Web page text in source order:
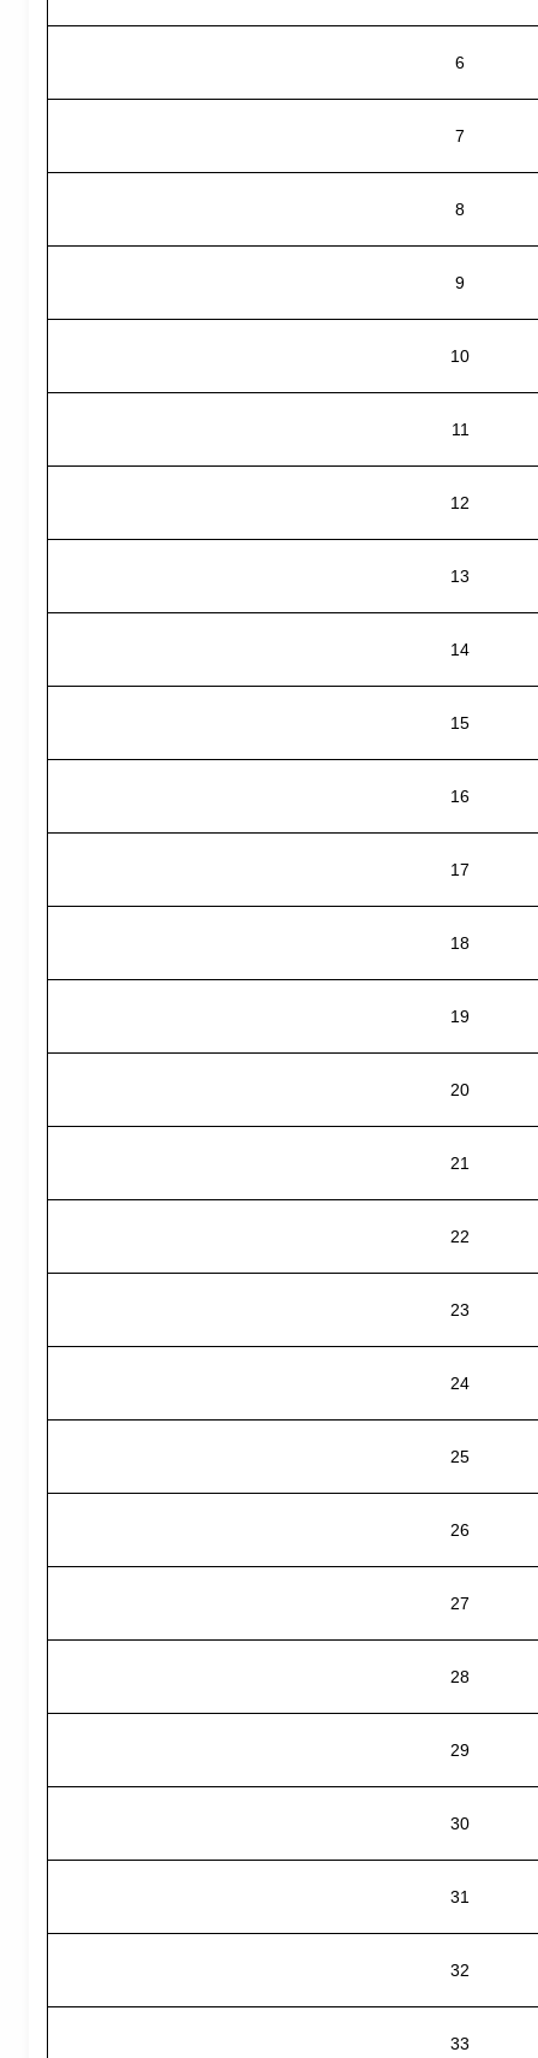
6
7
8
9
10
11
12
13
14
15
16
17
18
19
20
21
22
23
24
25
26
27
28
29
30
31
32
33